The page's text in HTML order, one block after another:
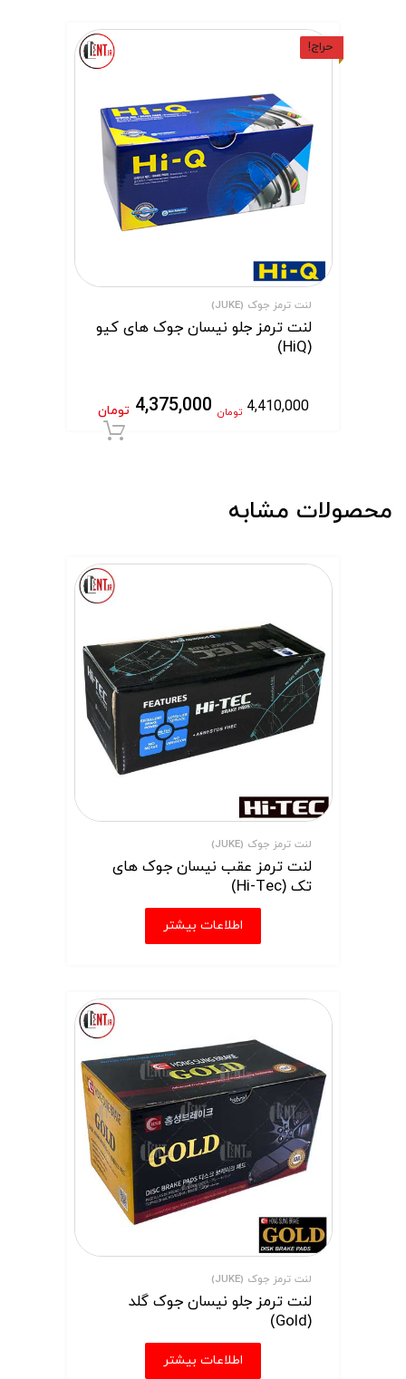
حراج!
لنت ترمز جوک (JUKE)
لنت ترمز جلو نیسان جوک های کیو
(HiQ)
4,410,000 تومان 4,375,000 تومان
محصولات مشابه
لنت ترمز جوک (JUKE)
لنت ترمز عقب نیسان جوک های
تک (Hi-Tec)
اطلاعات بیشتر
لنت ترمز جوک (JUKE)
لنت ترمز جلو نیسان جوک گلد
(Gold)
اطلاعات بیشتر